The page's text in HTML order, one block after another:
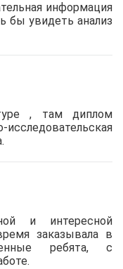
информация
бы увидеть анализ
, там диплом
и интересной
заказывала в
ребята, с